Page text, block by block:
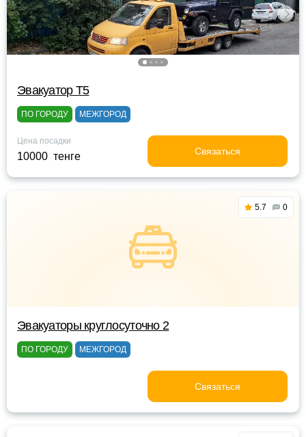
Эвакуатор Т5
ПО ГОРОДУ МЕЖГОРОД
Цена посадки
10000 тенге Связаться
5.7 0
Эвакуаторы круглосуточно 2
ПО ГОРОДУ МЕЖГОРОД
Связаться